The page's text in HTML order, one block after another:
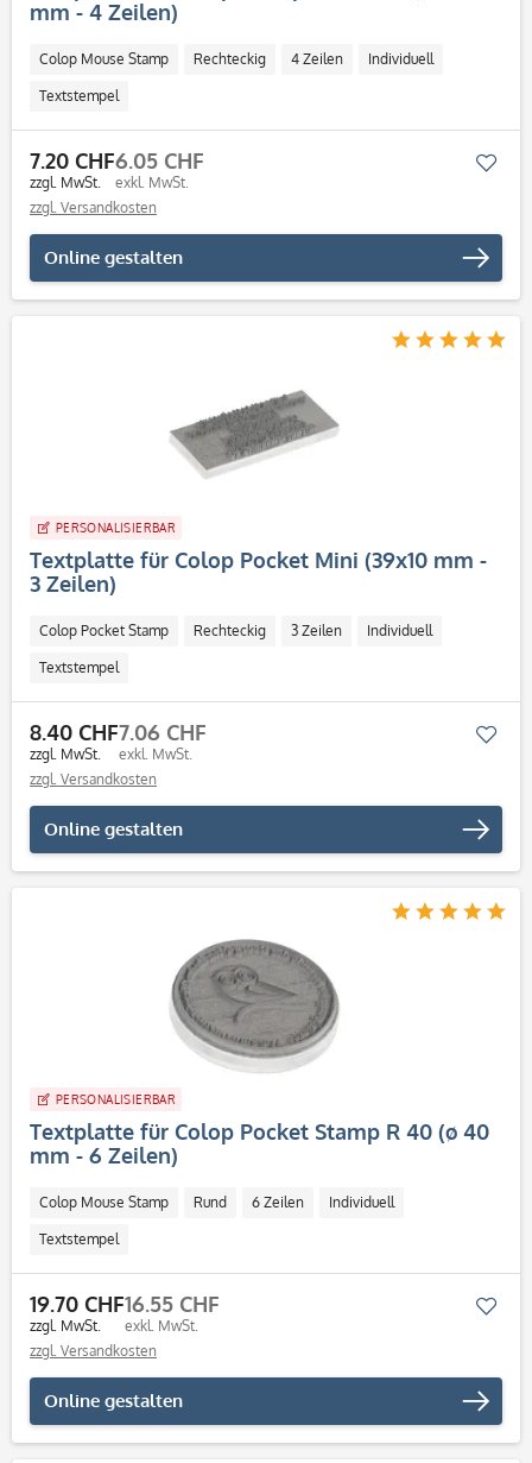
mm - 4 Zeilen)
Colop Mouse Stamp Rechteckig 4 Zeilen Individuell
Textstempel
7.20 CHF
zzgl. MwSt.
6.05 CHF
exkl. MwSt.
zzgl. Versandkosten
Online gestalten
PERSONALISIERBAR
Textplatte für Colop Pocket Mini (39x10 mm -
3 Zeilen)
Colop Pocket Stamp Rechteckig 3 Zeilen Individuell
Textstempel
8.40 CHF
zzgl. MwSt.
7.06 CHF
exkl. MwSt.
zzgl. Versandkosten
Online gestalten
PERSONALISIERBAR
Textplatte für Colop Pocket Stamp R 40 (ø 40
mm - 6 Zeilen)
Colop Mouse Stamp Rund 6 Zeilen Individuell
Textstempel
19.70 CHF
zzgl. MwSt.
16.55 CHF
exkl. MwSt.
zzgl. Versandkosten
Online gestalten